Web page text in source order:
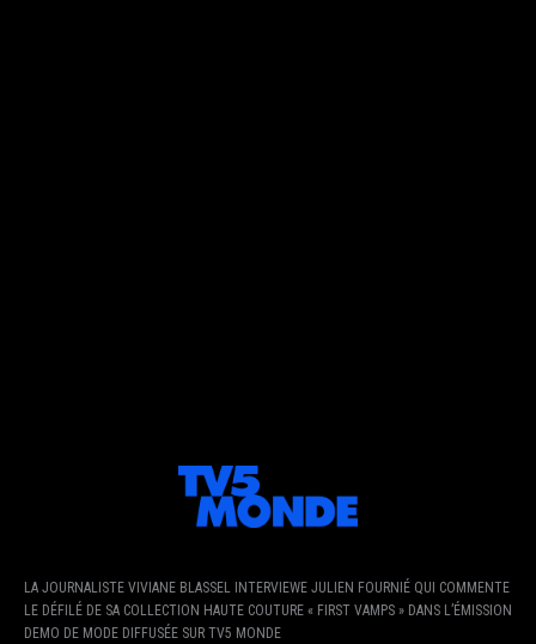
LA JOURNALISTE VIVIANE BLASSEL INTERVIEWE JULIEN FOURNIÉ QUI COMMENTE
LE DÉFILÉ DE SA COLLECTION HAUTE COUTURE « FIRST VAMPS » DANS L’ÉMISSION
DEMO DE MODE DIFFUSÉE SUR TV5 MONDE